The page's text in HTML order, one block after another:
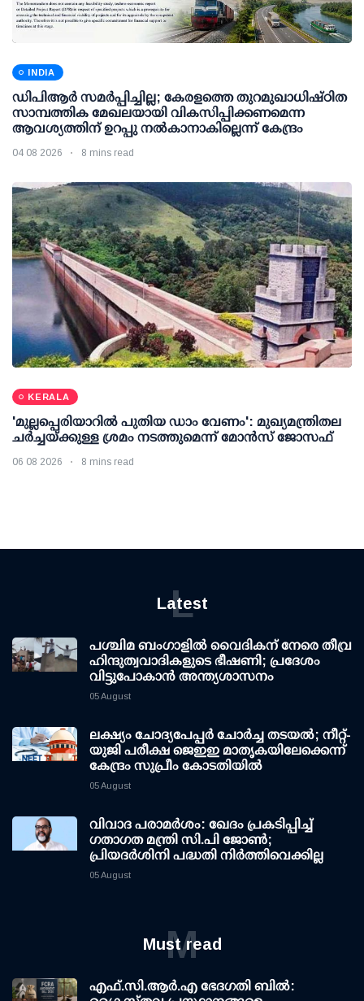
INDIA
ഡിപിആര്‍ സമര്‍പ്പിച്ചില്ല; കേരളത്തെ തുറമുഖാധിഷ്ഠിത
സാമ്പത്തിക മേഖലയായി വികസിപ്പിക്കണമെന്ന
ആവശ്യത്തിന് ഉറപ്പു നല്‍കാനാകില്ലെന്ന് കേന്ദ്രം
04 08 2026 8 mins read
KERALA
'മുല്ലപ്പെരിയാറില്‍ പുതിയ ഡാം വേണം': മുഖ്യമന്ത്രിതല
ചര്‍ച്ചയ്ക്കുള്ള ശ്രമം നടത്തുമെന്ന് മോന്‍സ് ജോസഫ്
06 08 2026 8 mins read
Latest
L
പശ്ചിമ ബംഗാളിൽ വൈദികന് നേരെ തീവ്ര
ഹിന്ദുത്വവാദികളുടെ ഭീഷണി; പ്രദേശം
വിട്ടുപോകാൻ അന്ത്യശാസനം
05 August
ലക്ഷ്യം ചോദ്യപേപ്പര്‍ ചോര്‍ച്ച തടയല്‍; നീറ്റ്-
യുജി പരീക്ഷ ജെഇഇ മാതൃകയിലേക്കെന്ന്
കേന്ദ്രം സുപ്രീം കോടതിയില്‍
05 August
വിവാദ പരാമര്‍ശം: ഖേദം പ്രകടിപ്പിച്ച്
ഗതാഗത മന്ത്രി സി.പി ജോണ്‍;
പ്രിയദര്‍ശിനി പദ്ധതി നിര്‍ത്തിവെക്കില്ല
05 August
Must read
M
എഫ്.സി.ആര്‍.എ ഭേദഗതി ബില്‍: